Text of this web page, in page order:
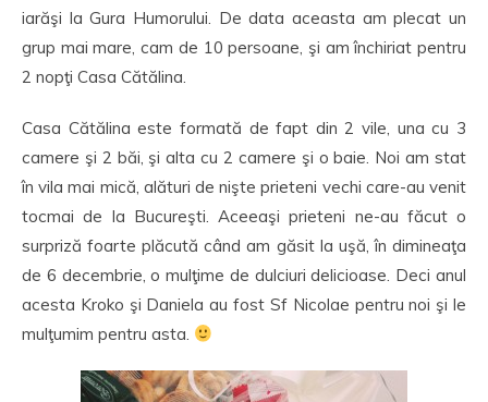
iarăşi la Gura Humorului. De data aceasta am plecat un
grup mai mare, cam de 10 persoane, şi am închiriat pentru
2 nopţi Casa Cătălina.
Casa Cătălina este formată de fapt din 2 vile, una cu 3
camere şi 2 băi, şi alta cu 2 camere şi o baie. Noi am stat
în vila mai mică, alături de nişte prieteni vechi care-au venit
tocmai de la Bucureşti. Aceeaşi prieteni ne-au făcut o
surpriză foarte plăcută când am găsit la uşă, în dimineaţa
de 6 decembrie, o mulţime de dulciuri delicioase. Deci anul
acesta Kroko şi Daniela au fost Sf Nicolae pentru noi şi le
mulţumim pentru asta.